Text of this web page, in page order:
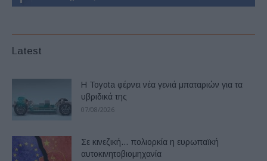
Latest
Η Toyota φέρνει νέα γενιά μπαταριών για τα
υβριδικά της
07/08/2026
Σε κινεζική… πολιορκία η ευρωπαϊκή
αυτοκινητοβιομηχανία